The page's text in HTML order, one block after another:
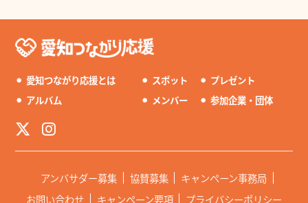
⚫︎ 愛知つながり応援とは ⚫︎ スポット ⚫︎ プレゼント
⚫︎ アルバム ⚫︎ メンバー ⚫︎ 参加企業・団体
アンバサダー募集 協賛募集
キャンペーン事務局
お問い合わせ
キャンペーン要項 プライバシーポリシー